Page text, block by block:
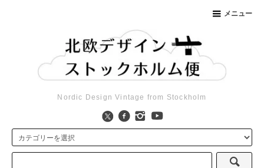
メニュー
Nordic Design Vintage from Stockholm